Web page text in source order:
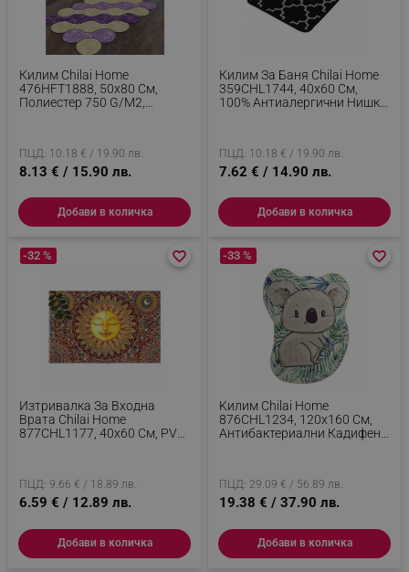
Килим Chilai Home
476HFT1888, 50x80 См,
Полиестер 750 G/m2,
ПЦД: 10.18 € / 19.90 лв.
8.13 € / 15.90 лв.
Добави в количка
Килим За Баня Chilai Home
359CHL1744, 40х60 См,
100% Антиалергични Нишки
ПЦД: 10.18 € / 19.90 лв.
7.62 € / 14.90 лв.
Добави в количка
Изтривалка За Входна
Врата Chilai Home
877CHL1177, 40x60 См, PVC,
-32 %
ПЦД: 9.66 € / 18.89 лв.
6.59 € / 12.89 лв.
favorite_border
favorite_border
Добави в количка
Kилим Chilai Home
876CHL1234, 120x160 См,
Aнтибактериални Кадифени
-33 %
ПЦД: 29.09 € / 56.89 лв.
19.38 € / 37.90 лв.
favorite_border
favorite_border
Добави в количка